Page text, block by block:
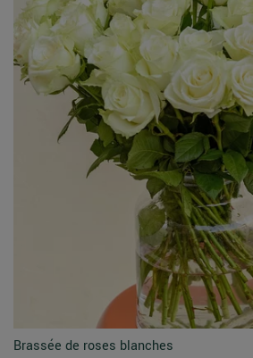
Brassée de roses blanches